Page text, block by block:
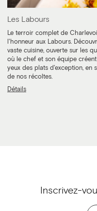
Les Labours
Le terroir complet de
l'honneur aux Labours.
vaste cuisine, ouverte sur les
où le chef et son équipe
yeux des plats d'exception, en
de nos récoltes.
Détails
Inscrivez-